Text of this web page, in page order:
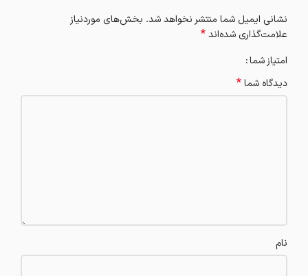
نشانی ایمیل شما منتشر نخواهد شد. بخش‌های موردنیاز
علامت‌گذاری شده‌اند*
امتیاز شما
دیدگاه شما*
نام